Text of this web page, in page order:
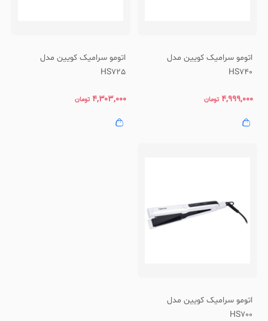
اتومو سرامیک کویین مدل
HS740
۴,۹۹۹,۰۰۰ تومان
اتومو سرامیک کویین مدل
HS725
۴,۳۰۳,۰۰۰ تومان
اتومو سرامیک کویین مدل
HS700